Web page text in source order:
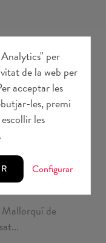
8 juliol 2026
es coordinen...
de
per
de la web per
acceptar les
les, premi
les
Configurar